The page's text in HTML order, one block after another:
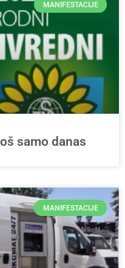
MANIFESTACIJE
samo danas
MANIFESTACIJE